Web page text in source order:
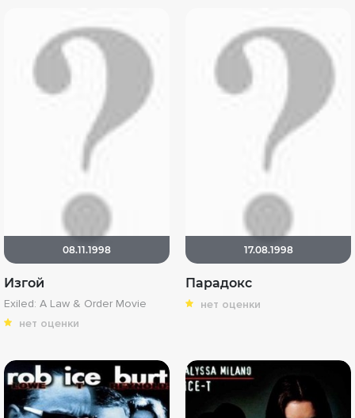
08.11.1998
Изгой
Exiled: A Law & Order Movie
нет оценки
17.08.1998
Парадокс
нет оценки